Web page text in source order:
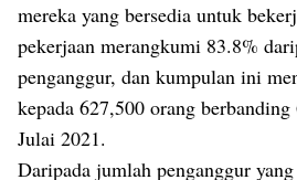
mereka yang bersedia untuk
pekerjaan merangkumi 83.8%
penganggur, dan kumpulan ini
kepada 627,500 orang
Julai 2021.
Daripada jumlah penganggur